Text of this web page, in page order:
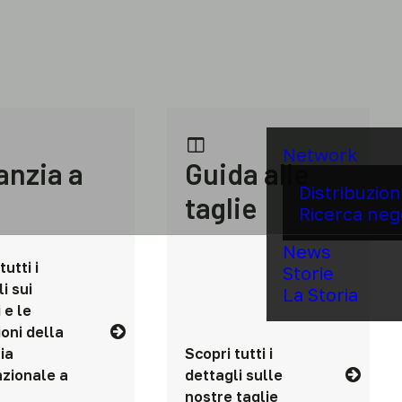
Network
Ricerca
News
Storie
La Storia
a
i
sui
e le
della
a
Guida alle
taglie
Scopri tutti i
dettagli sulle
nostre taglie